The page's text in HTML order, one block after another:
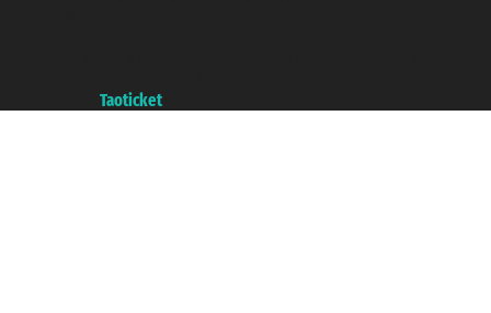
Taoticket